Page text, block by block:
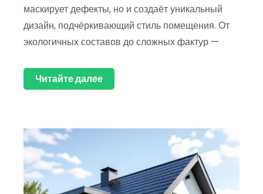
маскирует дефекты, но и создаёт уникальный
дизайн, подчёркивающий стиль помещения. От
экологичных составов до сложных фактур —
Читайте далее